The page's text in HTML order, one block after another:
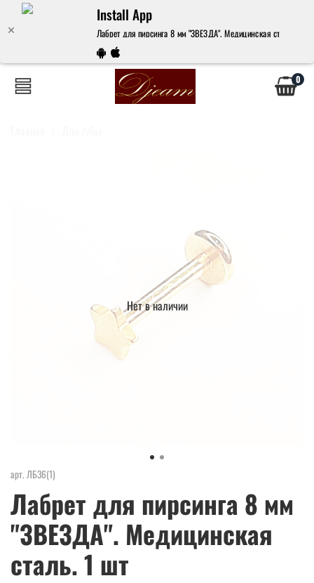
Install App
Лабрет для пирсинга 8 мм "ЗВЕЗДА". Медицинская сталь. 1
0
Нет в наличии
арт. ЛБ36(1)
Лабрет для пирсинга 8 мм
"ЗВЕЗДА". Медицинская
сталь. 1 шт